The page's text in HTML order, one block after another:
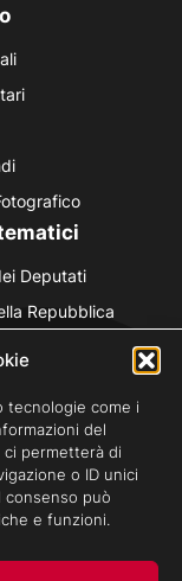
tecnologie come i
del
permetterà di
o ID unici
può
e funzioni.
Deputati
Repubblica
didattica